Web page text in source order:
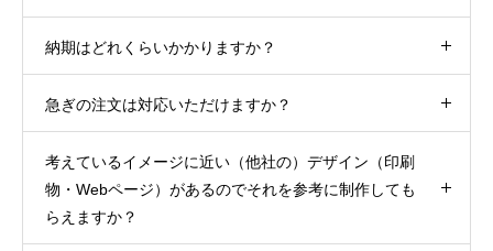
納期はどれくらいかかりますか？
急ぎの注文は対応いただけますか？
考えているイメージに近い（他社の）デザイン（印刷
物・Webページ）があるのでそれを参考に制作しても
らえますか？